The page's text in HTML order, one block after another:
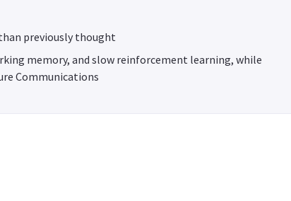
previously thought
memory, and slow reinforcement learning, while
Communications